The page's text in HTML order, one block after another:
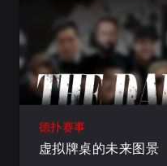
德扑赛事
虚拟牌桌的未来图景